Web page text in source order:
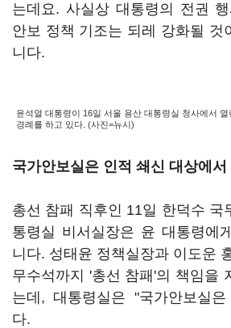
는데요. 사실상 대통령의 전권
안보 정책 기조는 되레 강화될 것
니다.
윤석열 대통령이 16일 서울 용산 대통령실 청사에서
경례를 하고 있다. (사진=뉴시)
국가안보실은 인적 쇄신 대상에서
총선 참패 직후인 11일 한덕수 국
통령실 비서실장은 윤 대통령에
니다. 성태윤 정책실장과 이도운
무수석까지 '총선 참패'의 책임을
는데, 대통령실은 "국가안보실은
다.